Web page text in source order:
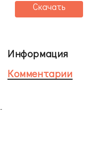
Скачать
Информация
Комментарии
-